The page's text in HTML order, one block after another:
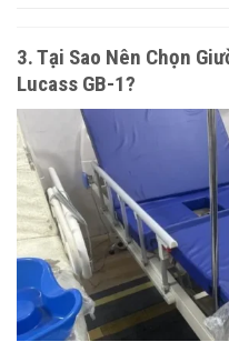
3. Tại Sao Nên Chọn
Lucass GB-1?